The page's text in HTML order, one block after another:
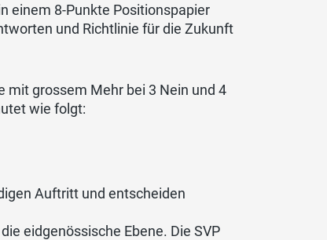
einem 8-Punkte Positionspapier
und Richtlinie für die Zukunft
mit grossem Mehr bei 3 Nein und 4
wie folgt:
Auftritt und entscheiden
eidgenössische Ebene. Die SVP